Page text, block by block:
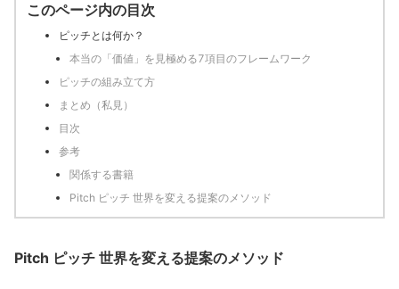
このページ内の目次
ピッチとは何か？
本当の「価値」を見極める7項目のフレームワーク
ピッチの組み立て方
まとめ（私見）
目次
参考
関係する書籍
Pitch ピッチ 世界を変える提案のメソッド
Pitch ピッチ 世界を変える提案のメソッド